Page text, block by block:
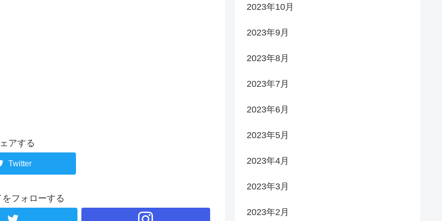
アする
Twitter
フォローする
2023年10月
2023年9月
2023年8月
2023年7月
2023年6月
2023年5月
2023年4月
2023年3月
2023年2月